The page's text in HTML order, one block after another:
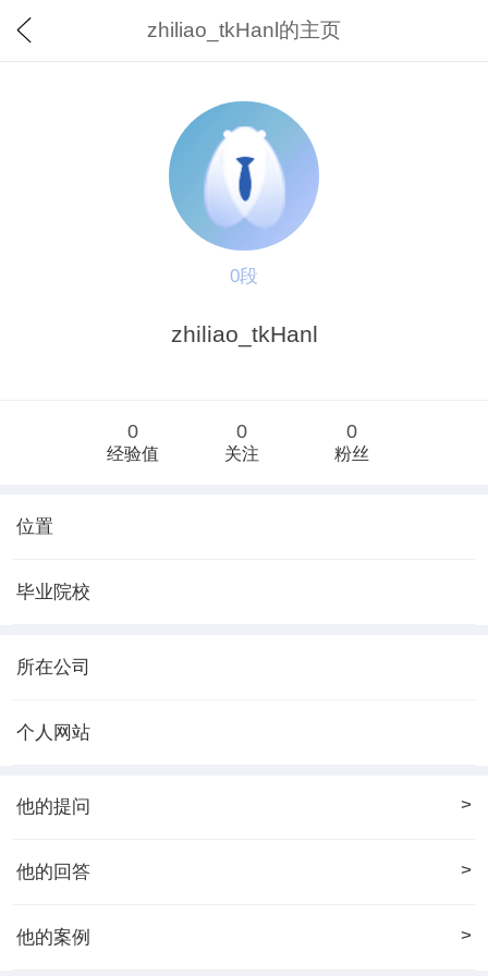
zhiliao_tkHanl的主页
0段
zhiliao_tkHanl
0
经验值
0
关注
0
粉丝
位置
毕业院校
所在公司
个人网站
他的提问 >
他的回答 >
他的案例 >